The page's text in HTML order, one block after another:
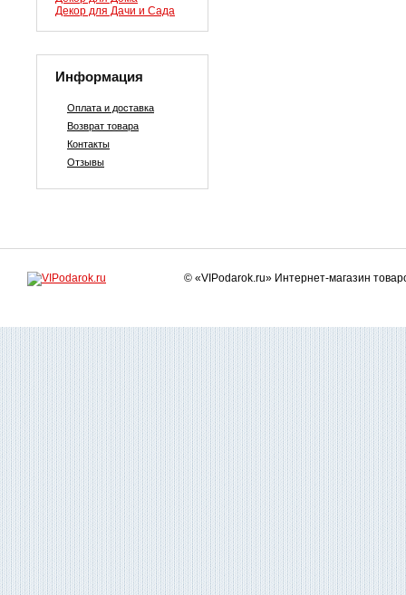
Декор для Дачи и Сада
Информация
Оплата и доставка
Возврат товара
Контакты
Отзывы
© «VIPodarok.ru» Интернет-магазин